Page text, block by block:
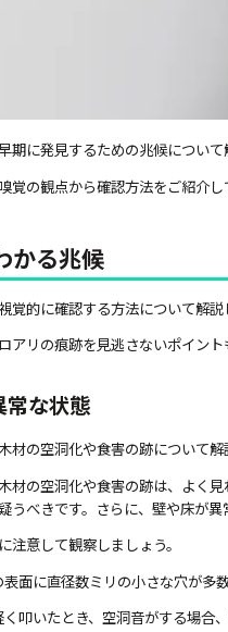
期に発見するための兆候について
覚の観点から確認方法をご紹介し
かる兆候
覚的に確認する方法について解説
アリの痕跡を見逃さないポイント
常な状態
材の空洞化や食害の跡について解
材の空洞化や食害の跡は、よく
うべきです。さらに、壁や床が
注意して観察しましょう。
面に直径数ミリの小さな穴が多
叩いたとき、空洞音がする場合